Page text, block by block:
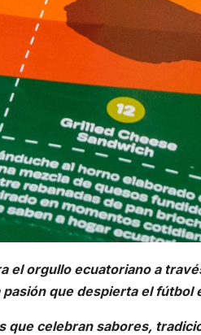
el orgullo ecuatoriano a
que despierta el fútbol
que celebran sabores,